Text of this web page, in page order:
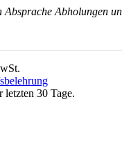
Absprache Abholungen
letzten 30 Tage.